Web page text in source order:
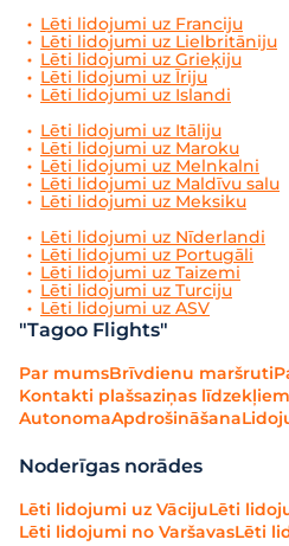
Lēti lidojumi uz Franciju
Lēti lidojumi uz Lielbritāniju
Lēti lidojumi uz Grieķiju
Lēti lidojumi uz Īriju
Lēti lidojumi uz Islandi
Lēti lidojumi uz Itāliju
Lēti lidojumi uz Maroku
Lēti lidojumi uz Melnkalni
Lēti lidojumi uz Maldīvu salu
Lēti lidojumi uz Meksiku
Lēti lidojumi uz Nīderlandi
Lēti lidojumi uz Portugāli
Lēti lidojumi uz Taizemi
Lēti lidojumi uz Turciju
Lēti lidojumi uz ASV
"Tagoo Flights"
Par mumsBrīvdienu maršruti
Kontakti plašsaziņas līdzekļiem
AutonomaApdrošināšana
Noderīgas norādes
Lēti lidojumi uz VācijuLēti
Lēti lidojumi no VaršavasLēti